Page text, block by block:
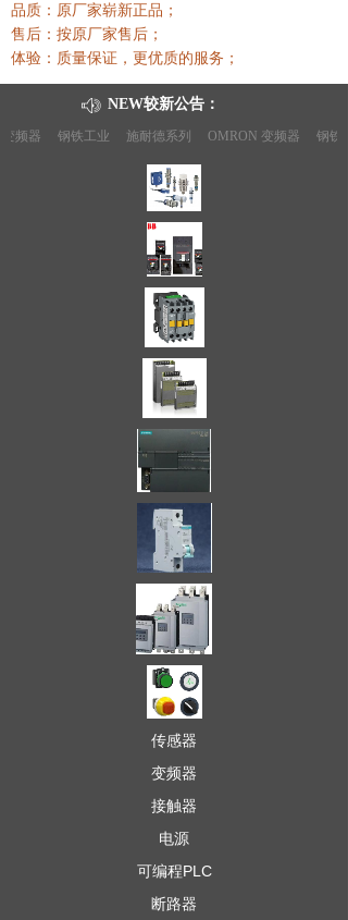
品质：原厂家崭新正品；
售后：按原厂家售后 ；
体验：质量保证，更优质的服务 ；
断路器
可编程PLC
变频器
接触器
电源
传感器
器 钢铁工业 施耐德系列 OMRON 变频器 钢铁工业
NEW较新公告：